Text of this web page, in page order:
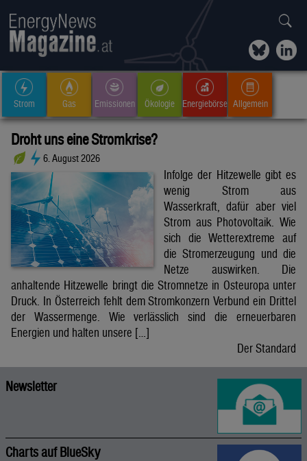
Strom Gas Emissionen Ökologie Energiebörse Allgemein
Droht uns eine Stromkrise?
6. August 2026
Infolge der Hitzewelle gibt es
wenig Strom aus
Wasserkraft, dafür aber viel
Strom aus Photovoltaik. Wie
sich die Wetterextreme auf
die Stromerzeugung und die
Netze auswirken. Die
anhaltende Hitzewelle bringt die Stromnetze in Osteuropa unter
Druck. In Österreich fehlt dem Stromkonzern Verbund ein Drittel
der Wassermenge. Wie verlässlich sind die erneuerbaren
Energien und halten unsere […]
Der Standard
Newsletter
Charts auf BlueSky